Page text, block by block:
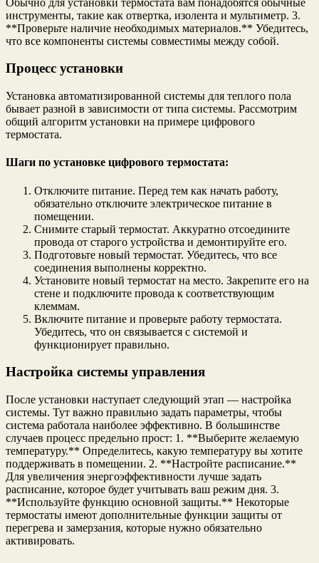
инструменты, такие как отвертка, изолента и мультиметр. 3.
**Проверьте наличие необходимых материалов.** Убедитесь,
что все компоненты системы совместимы между собой.
Процесс установки
Установка автоматизированной системы для теплого пола
бывает разной в зависимости от типа системы. Рассмотрим
общий алгоритм установки на примере цифрового
термостата.
Шаги по установке цифрового термостата:
Отключите питание. Перед тем как начать работу,
обязательно отключите электрическое питание в
помещении.
Снимите старый термостат. Аккуратно отсоедините
провода от старого устройства и демонтируйте его.
Подготовьте новый термостат. Убедитесь, что все
соединения выполнены корректно.
Установите новый термостат на место. Закрепите его на
стене и подключите провода к соответствующим
клеммам.
Включите питание и проверьте работу термостата.
Убедитесь, что он связывается с системой и
функционирует правильно.
Настройка системы управления
После установки наступает следующий этап — настройка
системы. Тут важно правильно задать параметры, чтобы
система работала наиболее эффективно. В большинстве
случаев процесс предельно прост: 1. **Выберите желаемую
температуру.** Определитесь, какую температуру вы хотите
поддерживать в помещении. 2. **Настройте расписание.**
Для увеличения энергоэффективности лучше задать
расписание, которое будет учитывать ваш режим дня. 3.
**Используйте функцию основной защиты.** Некоторые
термостаты имеют дополнительные функции защиты от
перегрева и замерзания, которые нужно обязательно
активировать.